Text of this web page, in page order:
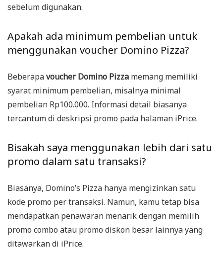
sebelum digunakan.
Apakah ada minimum pembelian untuk
menggunakan voucher Domino Pizza?
Beberapavoucher Domino Pizza memang memiliki
syarat minimum pembelian, misalnya minimal
pembelian Rp100.000. Informasi detail biasanya
tercantum di deskripsi promo pada halaman iPrice.
Bisakah saya menggunakan lebih dari satu
promo dalam satu transaksi?
Biasanya, Domino’s Pizza hanya mengizinkan satu
kode promo per transaksi. Namun, kamu tetap bisa
mendapatkan penawaran menarik dengan memilih
promo combo atau promo diskon besar lainnya yang
ditawarkan di iPrice.